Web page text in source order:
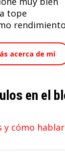
tope
rendimiento
acerca de mí
en el
y cómo